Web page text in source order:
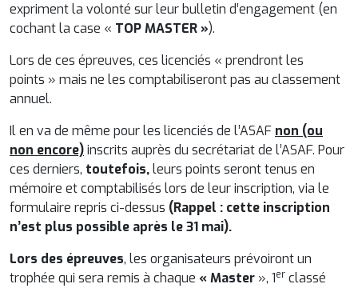
expriment la volonté sur leur bulletin d’engagement (en
cochant la case « TOP MASTER »).
Lors de ces épreuves, ces licenciés « prendront les
points » mais ne les comptabiliseront pas au classement
annuel.
Il en va de même pour les licenciés de l’ASAF non (ou
non encore)inscrits auprès du secrétariat de l’ASAF. Pour
ces derniers, toutefois,leurs points seront tenus en
mémoire et comptabilisés lors de leur inscription, via le
formulaire repris ci-dessus (Rappel : cette inscription
n’est plus possible après le 31 mai).
Lors des épreuves, les organisateurs prévoiront un
trophée qui sera remis à chaque « Master », 1er classé